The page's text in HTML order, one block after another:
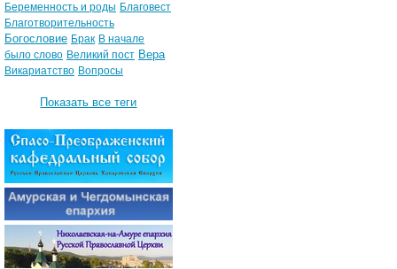
Беременность и роды Благовест
Благотворительность
Богословие Брак В начале
было слово Великий пост Вера
Викариатство Вопросы
Показать все теги